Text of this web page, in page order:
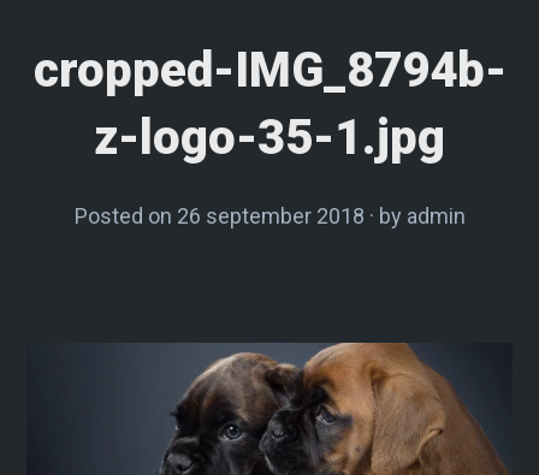
cropped-IMG_8794b-
z-logo-35-1.jpg
Posted on 26 september 2018 by admin